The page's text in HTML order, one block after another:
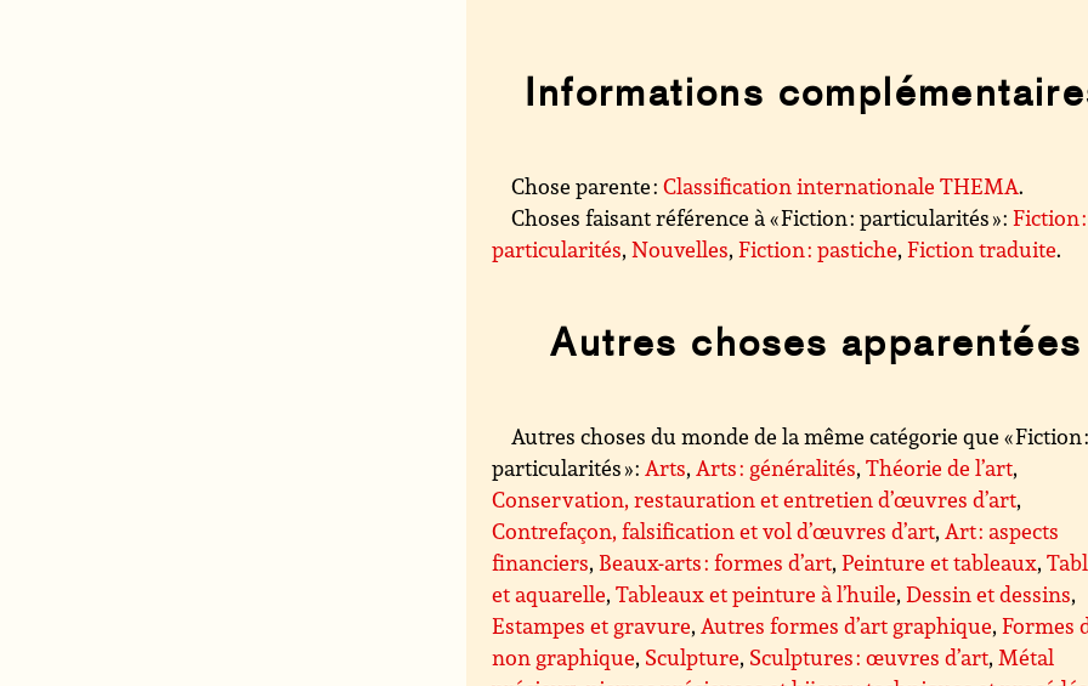
Informations
Chose parente :Classification internationale THEMA.
Choses faisant référence à « Fiction : particularités » :Fiction :
particularités,Nouvelles,Fiction : pastiche,Fiction traduite.
Autres choses apparentées
Autres choses du monde de la même catégorie que « Fiction :
particularités » :Arts,Arts : généralités,Théorie de l’art,
Conservation, restauration et entretien d’œuvres d’art,
Contrefaçon, falsification et vol d’œuvres d’art,Art : aspects
financiers, Beaux-arts : formes d’art,Peinture et tableaux,
et aquarelle,Tableaux et peinture à l’huile,Dessin et dessins,
Estampes et gravure,Autres formes d’art graphique,Formes
non graphique, Sculpture, Sculptures : œuvres d’art,Métal